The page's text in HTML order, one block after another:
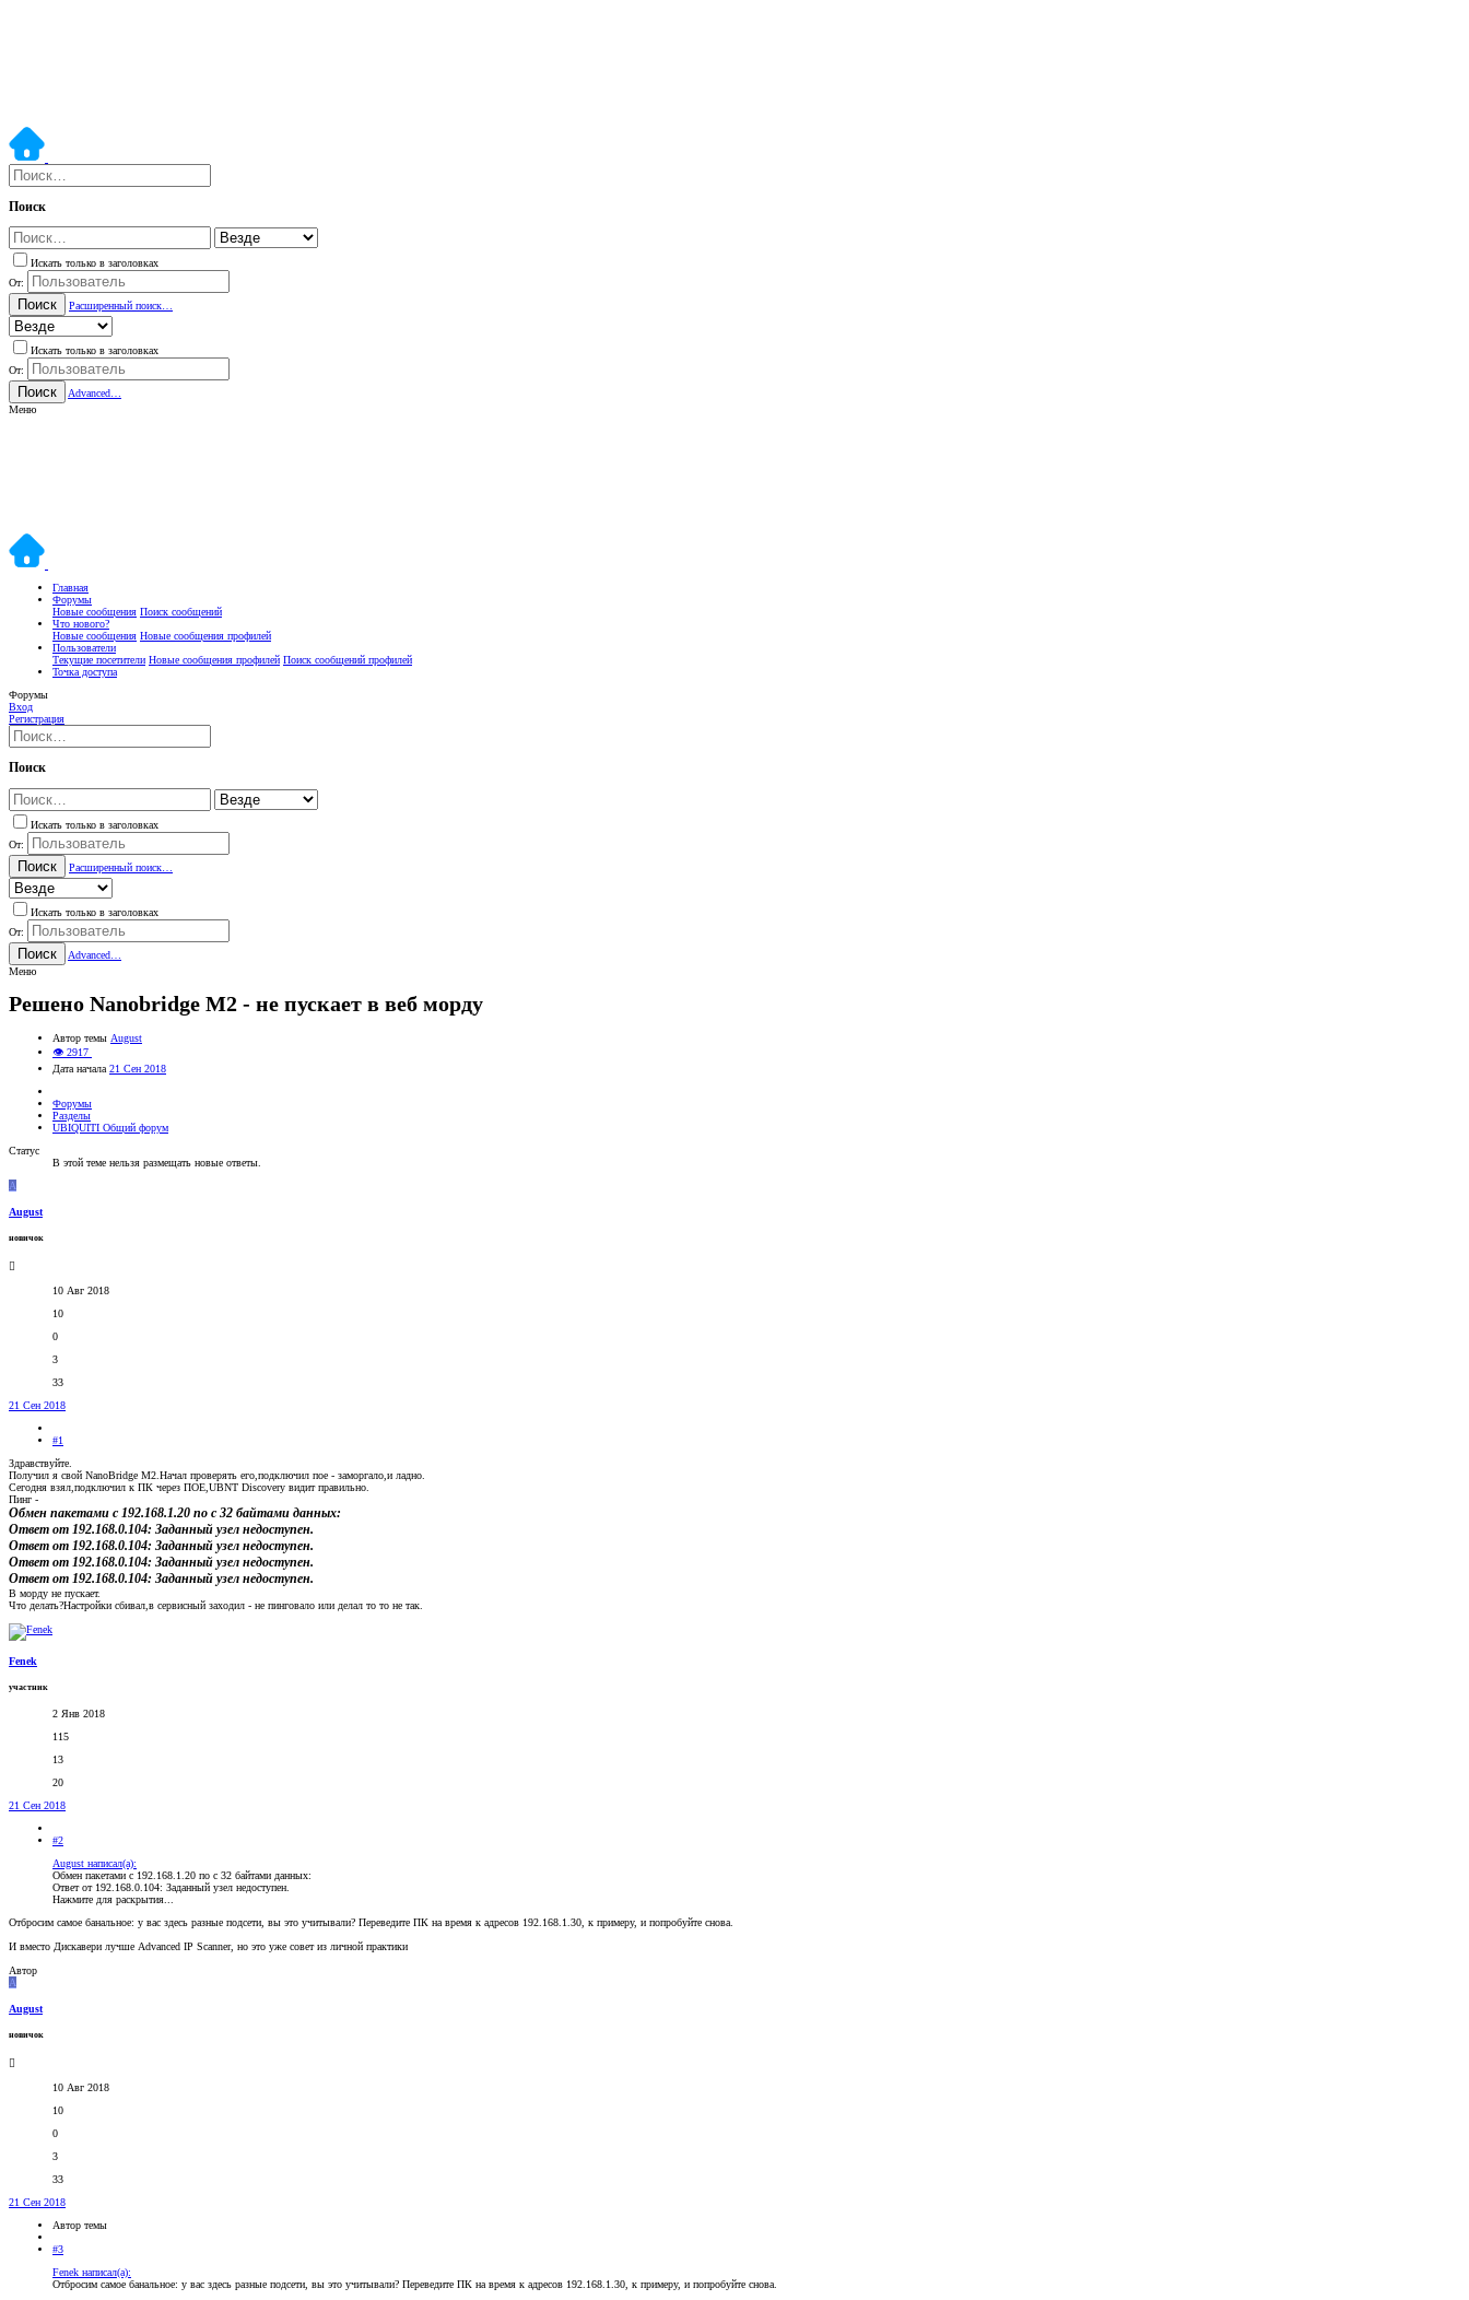
Поиск
Искать только в заголовках
От:
Поиск Расширенный поиск…
Искать только в заголовках
От:
Поиск
Advanced…
Меню
Главная
Форумы
Новые сообщения Поиск сообщений
Что нового?
Новые сообщения Новые сообщения профилей
Пользователи
Текущие посетители Новые сообщения профилей Поиск сообщений профилей
Точка доступа
Форумы
Вход
Регистрация
Поиск
Искать только в заголовках
От:
Поиск Расширенный поиск…
Искать только в заголовках
От:
Поиск
Advanced…
Меню
Решено Nanobridge M2 - не пускает в веб морду
Автор темы August
👁 2917
Дата начала 21 Сен 2018
Форумы
Разделы
UBIQUITI Общий форум
Статус
В этой теме нельзя размещать новые ответы.
A
August
новичок
10 Авг 2018
10
0
3
33
21 Сен 2018
#1
Здравствуйте.
Получил я свой NanoBridge M2.Начал проверять его,подключил пое - заморгало,и ладно.
Сегодня взял,подключил к ПК через ПОЕ,UBNT Discovery видит правильно.
Пинг -
Обмен пакетами с 192.168.1.20 по с 32 байтами данных:
Ответ от 192.168.0.104: Заданный узел недоступен.
Ответ от 192.168.0.104: Заданный узел недоступен.
Ответ от 192.168.0.104: Заданный узел недоступен.
Ответ от 192.168.0.104: Заданный узел недоступен.
В морду не пускает.
Что делать?Настройки сбивал,в сервисный заходил - не пинговало или делал то то не так.
Fenek
участник
2 Янв 2018
115
13
20
21 Сен 2018
#2
August написал(а):
Обмен пакетами с 192.168.1.20 по с 32 байтами данных:
Ответ от 192.168.0.104: Заданный узел недоступен.
Нажмите для раскрытия...
Отбросим самое банальное: у вас здесь разные подсети, вы это учитывали? Переведите ПК на время к адресов 192.168.1.30, к примеру, и попробуйте снова.
И вместо Дискавери лучше Advanced IP Scanner, но это уже совет из личной практики
Автор
A
August
новичок
10 Авг 2018
10
0
3
33
21 Сен 2018
Автор темы
#3
Fenek написал(а):
Отбросим самое банальное: у вас здесь разные подсети, вы это учитывали? Переведите ПК на время к адресов 192.168.1.30, к примеру, и попробуйте снова.